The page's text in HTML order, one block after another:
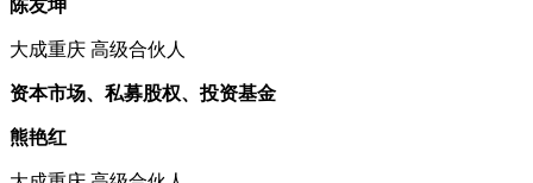
陈友坤
大成重庆 高级合伙人
资本市场、私募股权、投资基金
熊艳红